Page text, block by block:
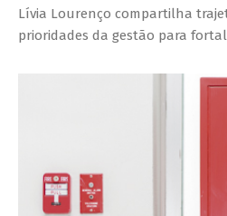
Lívia Lourenço compartilha
prioridades da gestão para